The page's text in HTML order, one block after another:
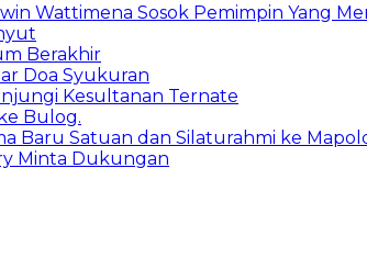
Wattimena Sosok Pemimpin Yang
Berakhir
Doa Syukuran
Kesultanan Ternate
Bulog.
Baru Satuan dan Silaturahmi ke
Minta Dukungan